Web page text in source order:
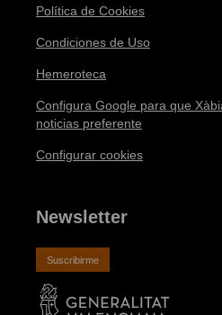
Política de Cookies
Condiciones de Uso
Hemeroteca
Configura Google para que
noticias preferente
Configurar cookies
Newsletter
Suscribirme